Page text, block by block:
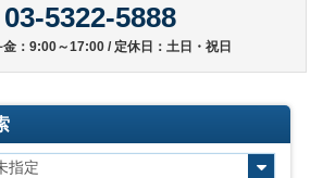
03-5322-5888
：9:00～17:00 / 定休日：土日・祝日